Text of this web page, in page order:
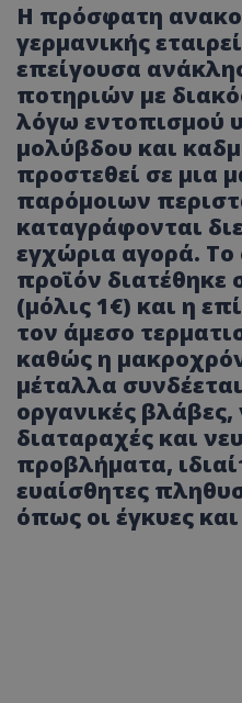
Η πρόσφατη
γερμανικής
επείγουσα
ποτηριών με
λόγω εντοπισμού
μολύβδου και
προστεθεί σε μια
παρόμοιων
καταγράφονται
εγχώρια αγορά. Το
προϊόν διατέθηκε
(μόλις 1€) και η
τον άμεσο
καθώς η
μέταλλα
οργανικές
διαταραχές και
προβλήματα,
ευαίσθητες
όπως οι έγκυες